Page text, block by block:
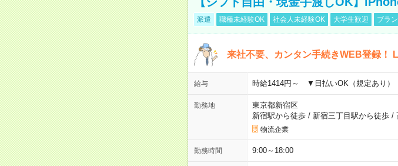
派遣 職種未経験OK 社会人未経験OK 大学生歓迎 ブラ
来社不要、カンタン手続きWEB登録！
給与 時給1414円～ ▼日払いOK（規定あり
勤務地
東京都新宿区
新宿駅から徒歩/ 新宿三丁目駅から徒歩/
物流企業
勤務時間 9:00～18:00